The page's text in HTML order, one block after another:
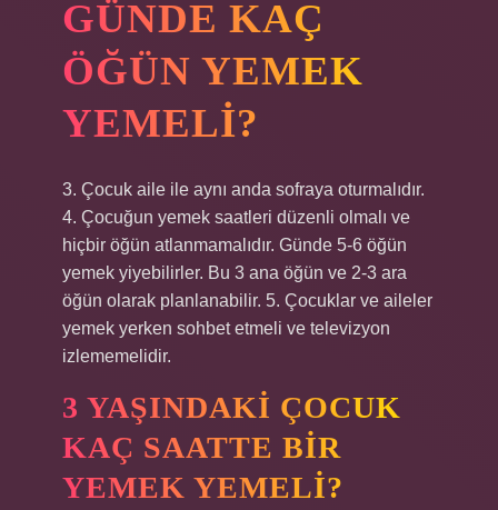
GÜNDE KAÇ
ÖĞÜN YEMEK
YEMELI?
3. Çocuk aile ile aynı anda sofraya oturmalıdır.
4. Çocuğun yemek saatleri düzenli olmalı ve
hiçbir öğün atlanmamalıdır. Günde 5-6 öğün
yemek yiyebilirler. Bu 3 ana öğün ve 2-3 ara
öğün olarak planlanabilir. 5. Çocuklar ve aileler
yemek yerken sohbet etmeli ve televizyon
izlememelidir.
3 YAŞINDAKI ÇOCUK
KAÇ SAATTE BIR
YEMEK YEMELI?